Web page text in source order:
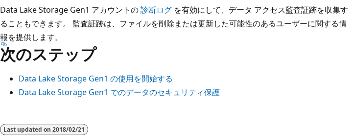
Data Lake Storage Gen1 アカウントの診断ログ を有効にして、データ アクセス監査証跡を収集す
ることもできます。 監査証跡は、ファイルを削除または更新した可能性のあるユーザーに関する情
報を提供します。
次のステップ
Data Lake Storage Gen1 の使用を開始する
Data Lake Storage Gen1 でのデータのセキュリティ保護
読
みLast updated on 2018/02/21